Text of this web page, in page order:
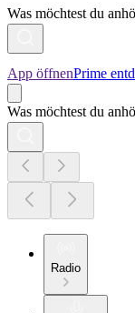
Was möchtest du
App öffnenPrime
Was möchtest du
Radio